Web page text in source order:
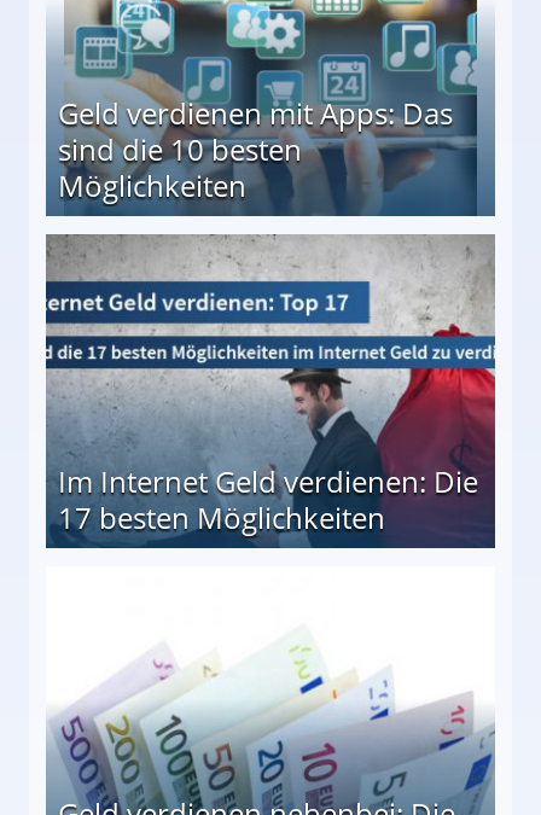
Geld verdienen mit Apps: Das
sind die 10 besten
Möglichkeiten
besten Möglichkeiten
Im Internet Geld verdienen: Die
17 besten Möglichkeiten